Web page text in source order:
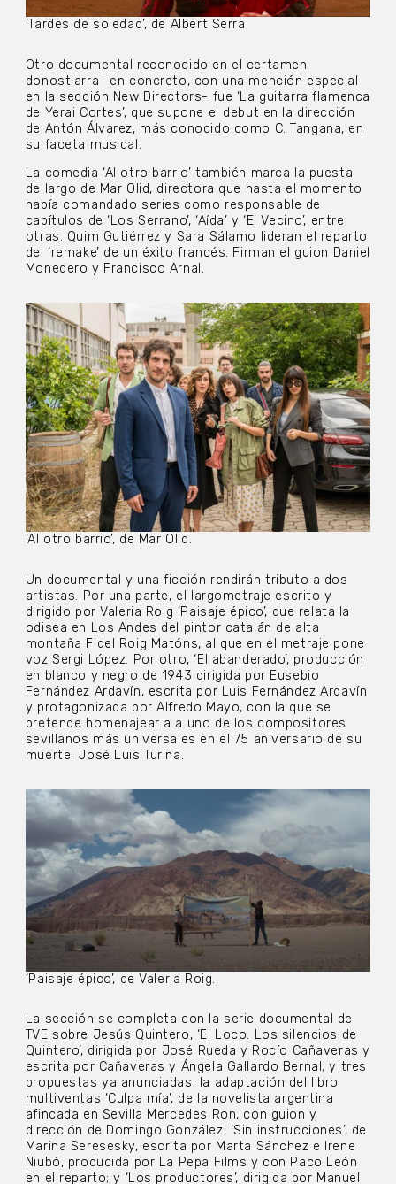
‘Tardes de soledad’, de Albert Serra
Otro documental reconocido en el certamen
donostiarra -en concreto, con una mención especial
en la sección New Directors- fue ‘La guitarra flamenca
de Yerai Cortes’, que supone el debut en la dirección
de Antón Álvarez, más conocido como C. Tangana, en
su faceta musical.
La comedia ‘Al otro barrio’ también marca la puesta
de largo de Mar Olid, directora que hasta el momento
había comandado series como responsable de
capítulos de ‘Los Serrano’, ‘Aída’ y ‘El Vecino’, entre
otras. Quim Gutiérrez y Sara Sálamo lideran el reparto
del ‘remake’ de un éxito francés. Firman el guion Daniel
Monedero y Francisco Arnal.
‘Al otro barrio’, de Mar Olid.
Un documental y una ficción rendirán tributo a dos
artistas. Por una parte, el largometraje escrito y
dirigido por Valeria Roig ‘Paisaje épico’, que relata la
odisea en Los Andes del pintor catalán de alta
montaña Fidel Roig Matóns, al que en el metraje pone
voz Sergi López. Por otro, ‘El abanderado’, producción
en blanco y negro de 1943 dirigida por Eusebio
Fernández Ardavín, escrita por Luis Fernández Ardavín
y protagonizada por Alfredo Mayo, con la que se
pretende homenajear a a uno de los compositores
sevillanos más universales en el 75 aniversario de su
muerte: José Luis Turina.
‘Paisaje épico’, de Valeria Roig.
La sección se completa con la serie documental de
TVE sobre Jesús Quintero, ‘El Loco. Los silencios de
Quintero’, dirigida por José Rueda y Rocío Cañaveras y
escrita por Cañaveras y Ángela Gallardo Bernal; y tres
propuestas ya anunciadas: la adaptación del libro
multiventas ‘Culpa mía’, de la novelista argentina
afincada en Sevilla Mercedes Ron, con guion y
dirección de Domingo González; ‘Sin instrucciones’, de
Marina Seresesky, escrita por Marta Sánchez e Irene
Niubó, producida por La Pepa Films y con Paco León
en el reparto; y ‘Los productores’, dirigida por Manuel